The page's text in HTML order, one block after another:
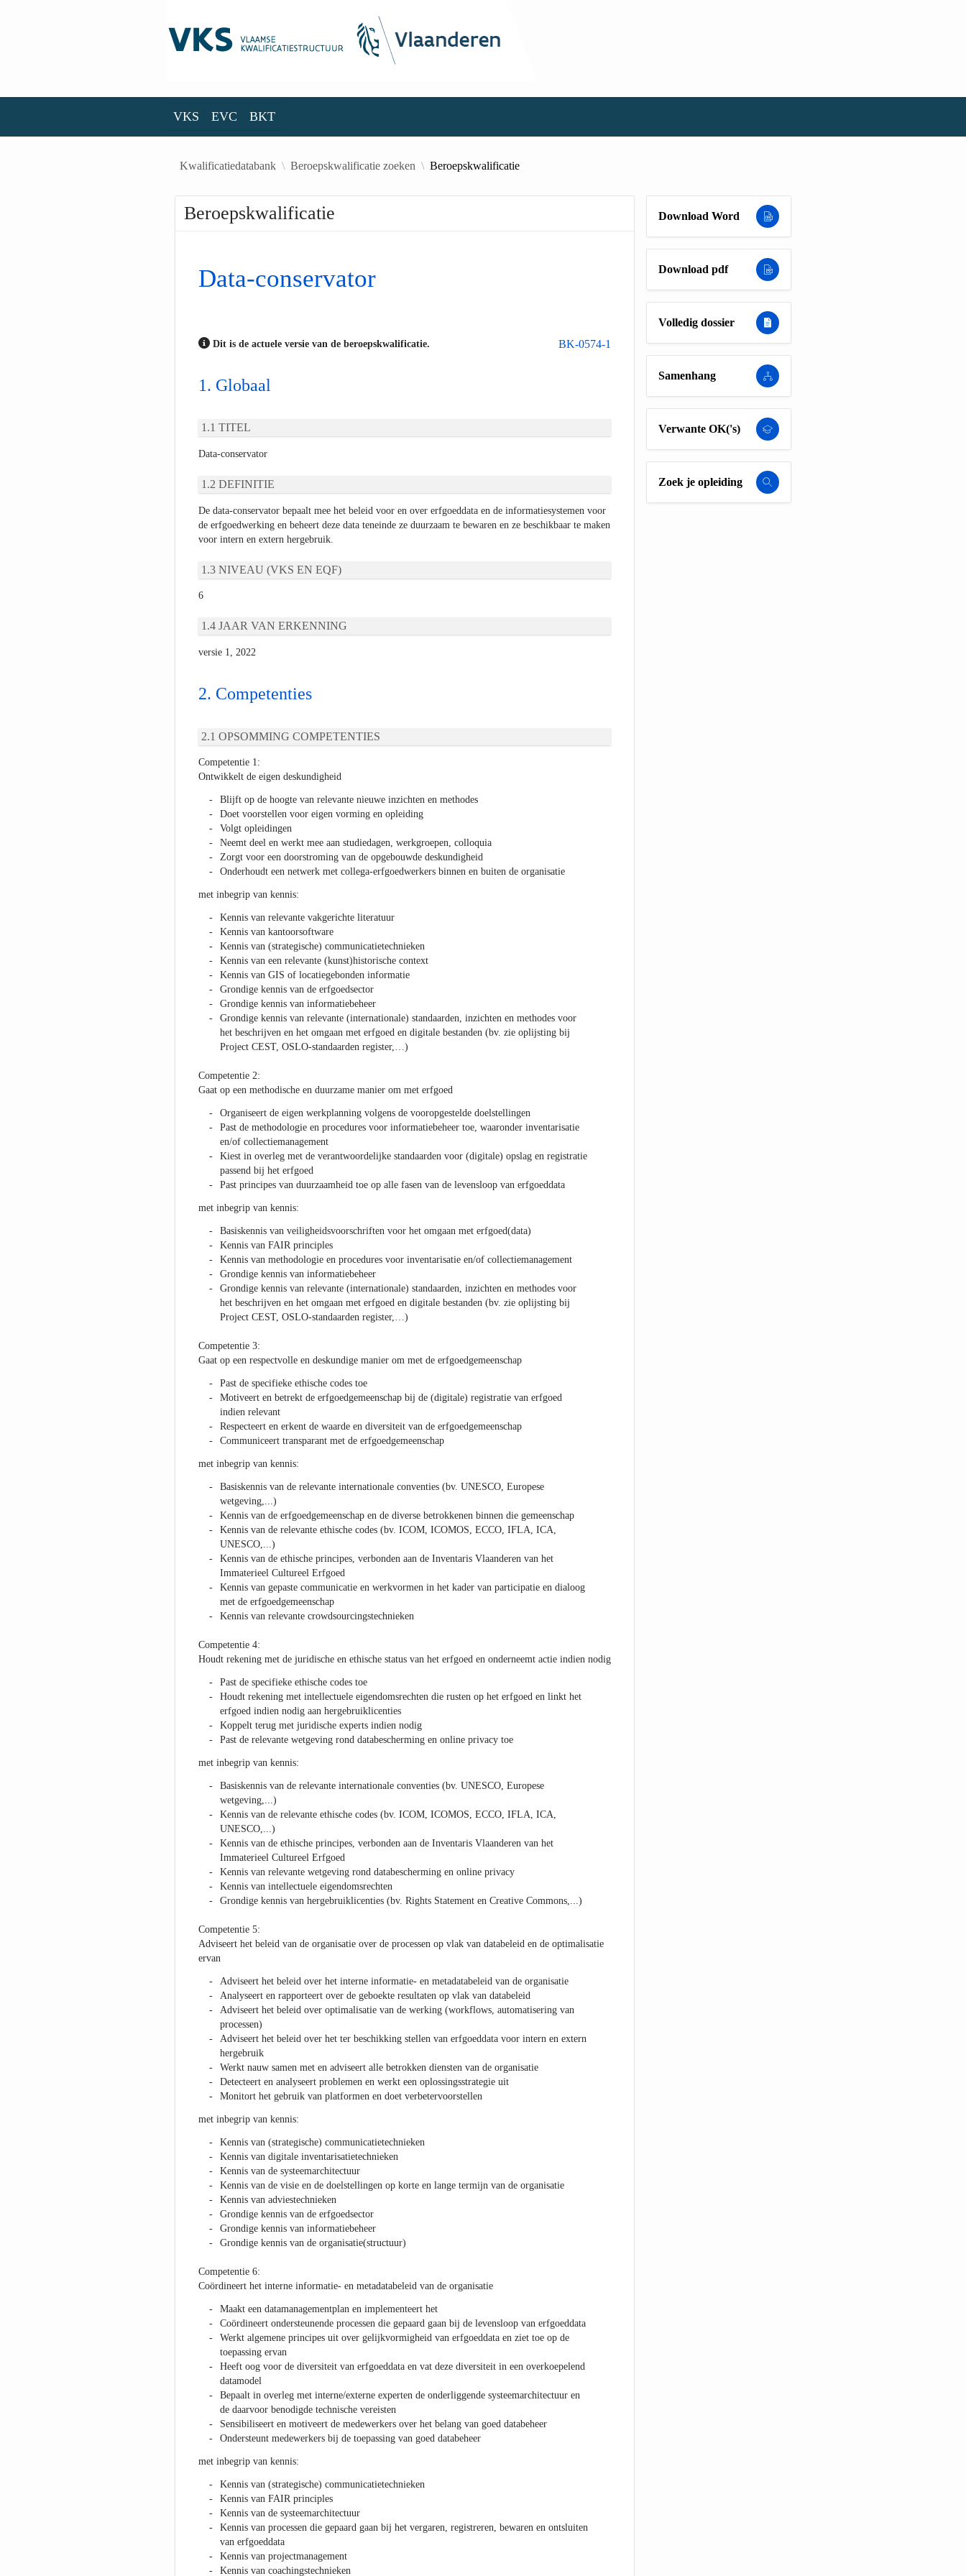
VKS EVC BKT
Kwalificatiedatabank Beroepskwalificatie zoeken Beroepskwalificatie
Beroepskwalificatie
Data-conservator
BK-0574-1
Dit is de actuele versie van de beroepskwalificatie.
Globaal
TITEL
Data-conservator
DEFINITIE
De data-conservator bepaalt mee het beleid voor en over erfgoeddata en de informatiesystemen voor
de erfgoedwerking en beheert deze data teneinde ze duurzaam te bewaren en ze beschikbaar te maken
voor intern en extern hergebruik.
NIVEAU (VKS EN EQF)
6
JAAR VAN ERKENNING
versie 1, 2022
Competenties
OPSOMMING COMPETENTIES
Competentie 1:
Ontwikkelt de eigen deskundigheid
Blijft op de hoogte van relevante nieuwe inzichten en methodes
Doet voorstellen voor eigen vorming en opleiding
Volgt opleidingen
Neemt deel en werkt mee aan studiedagen, werkgroepen, colloquia
Zorgt voor een doorstroming van de opgebouwde deskundigheid
Onderhoudt een netwerk met collega-erfgoedwerkers binnen en buiten de organisatie
met inbegrip van kennis:
Kennis van relevante vakgerichte literatuur
Kennis van kantoorsoftware
Kennis van (strategische) communicatietechnieken
Kennis van een relevante (kunst)historische context
Kennis van GIS of locatiegebonden informatie
Grondige kennis van de erfgoedsector
Grondige kennis van informatiebeheer
Grondige kennis van relevante (internationale) standaarden, inzichten en methodes voor
het beschrijven en het omgaan met erfgoed en digitale bestanden (bv. zie oplijsting bij
Project CEST, OSLO-standaarden register,…)
Competentie 2:
Gaat op een methodische en duurzame manier om met erfgoed
Organiseert de eigen werkplanning volgens de vooropgestelde doelstellingen
Past de methodologie en procedures voor informatiebeheer toe, waaronder inventarisatie
en/of collectiemanagement
Kiest in overleg met de verantwoordelijke standaarden voor (digitale) opslag en registratie
passend bij het erfgoed
Past principes van duurzaamheid toe op alle fasen van de levensloop van erfgoeddata
met inbegrip van kennis:
Basiskennis van veiligheidsvoorschriften voor het omgaan met erfgoed(data)
Kennis van FAIR principles
Kennis van methodologie en procedures voor inventarisatie en/of collectiemanagement
Grondige kennis van informatiebeheer
Grondige kennis van relevante (internationale) standaarden, inzichten en methodes voor
het beschrijven en het omgaan met erfgoed en digitale bestanden (bv. zie oplijsting bij
Project CEST, OSLO-standaarden register,…)
Competentie 3:
Gaat op een respectvolle en deskundige manier om met de erfgoedgemeenschap
Past de specifieke ethische codes toe
Motiveert en betrekt de erfgoedgemeenschap bij de (digitale) registratie van erfgoed
indien relevant
Respecteert en erkent de waarde en diversiteit van de erfgoedgemeenschap
Communiceert transparant met de erfgoedgemeenschap
met inbegrip van kennis:
Basiskennis van de relevante internationale conventies (bv. UNESCO, Europese
wetgeving,...)
Kennis van de erfgoedgemeenschap en de diverse betrokkenen binnen die gemeenschap
Kennis van de relevante ethische codes (bv. ICOM, ICOMOS, ECCO, IFLA, ICA,
UNESCO,...)
Kennis van de ethische principes, verbonden aan de Inventaris Vlaanderen van het
Immaterieel Cultureel Erfgoed
Kennis van gepaste communicatie en werkvormen in het kader van participatie en dialoog
met de erfgoedgemeenschap
Kennis van relevante crowdsourcingstechnieken
Competentie 4:
Houdt rekening met de juridische en ethische status van het erfgoed en onderneemt actie indien nodig
Past de specifieke ethische codes toe
Houdt rekening met intellectuele eigendomsrechten die rusten op het erfgoed en linkt het
erfgoed indien nodig aan hergebruiklicenties
Koppelt terug met juridische experts indien nodig
Past de relevante wetgeving rond databescherming en online privacy toe
met inbegrip van kennis:
Basiskennis van de relevante internationale conventies (bv. UNESCO, Europese
wetgeving,...)
Kennis van de relevante ethische codes (bv. ICOM, ICOMOS, ECCO, IFLA, ICA,
UNESCO,...)
Kennis van de ethische principes, verbonden aan de Inventaris Vlaanderen van het
Immaterieel Cultureel Erfgoed
Kennis van relevante wetgeving rond databescherming en online privacy
Kennis van intellectuele eigendomsrechten
Grondige kennis van hergebruiklicenties (bv. Rights Statement en Creative Commons,...)
Competentie 5:
Adviseert het beleid van de organisatie over de processen op vlak van databeleid en de optimalisatie
ervan
Adviseert het beleid over het interne informatie- en metadatabeleid van de organisatie
Analyseert en rapporteert over de geboekte resultaten op vlak van databeleid
Adviseert het beleid over optimalisatie van de werking (workflows, automatisering van
processen)
Adviseert het beleid over het ter beschikking stellen van erfgoeddata voor intern en extern
hergebruik
Werkt nauw samen met en adviseert alle betrokken diensten van de organisatie
Detecteert en analyseert problemen en werkt een oplossingsstrategie uit
Monitort het gebruik van platformen en doet verbetervoorstellen
met inbegrip van kennis:
Kennis van (strategische) communicatietechnieken
Kennis van digitale inventarisatietechnieken
Kennis van de systeemarchitectuur
Kennis van de visie en de doelstellingen op korte en lange termijn van de organisatie
Kennis van adviestechnieken
Grondige kennis van de erfgoedsector
Grondige kennis van informatiebeheer
Grondige kennis van de organisatie(structuur)
Competentie 6:
Coördineert het interne informatie- en metadatabeleid van de organisatie
Maakt een datamanagementplan en implementeert het
Coördineert ondersteunende processen die gepaard gaan bij de levensloop van erfgoeddata
Werkt algemene principes uit over gelijkvormigheid van erfgoeddata en ziet toe op de
toepassing ervan
Heeft oog voor de diversiteit van erfgoeddata en vat deze diversiteit in een overkoepelend
datamodel
Bepaalt in overleg met interne/externe experten de onderliggende systeemarchitectuur en
de daarvoor benodigde technische vereisten
Sensibiliseert en motiveert de medewerkers over het belang van goed databeheer
Ondersteunt medewerkers bij de toepassing van goed databeheer
met inbegrip van kennis:
Kennis van (strategische) communicatietechnieken
Kennis van FAIR principles
Kennis van de systeemarchitectuur
Kennis van processen die gepaard gaan bij het vergaren, registreren, bewaren en ontsluiten
van erfgoeddata
Kennis van projectmanagement
Kennis van coachingstechnieken
Download Word
Download pdf
Volledig dossier
Samenhang
Verwante OK('s)
Zoek je opleiding